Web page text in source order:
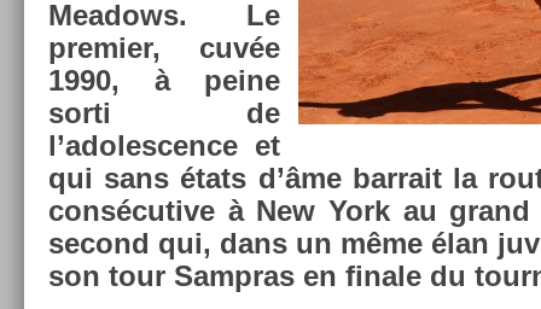
Meadows. Le
pre­mi­er, cuvée
1990, à peine
sorti de
l’adolesc­ence et
qui sans états d’âme bar­rait la
con­sécutive à New York au
second qui, dans un même élan
son tour Sampras en fin­ale du